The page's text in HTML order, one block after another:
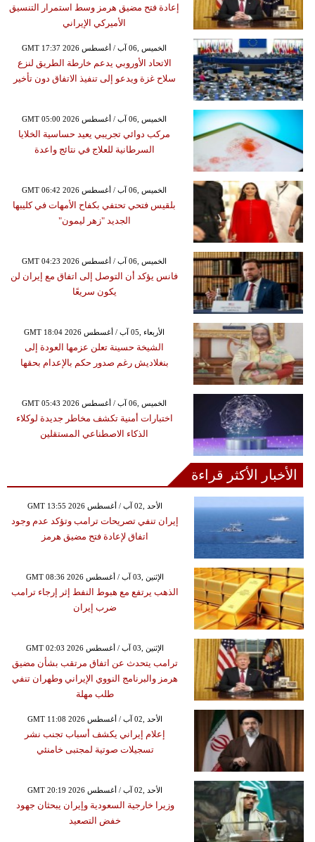
إعادة فتح مضيق هرمز وسط استمرار التنسيق
الأميركي الإيراني
GMT 17:37 2026 الخميس ,06 آب / أغسطس
الاتحاد الأوروبي يدعم خارطة الطريق لنزع
سلاح غزة ويدعو إلى تنفيذ الاتفاق دون تأخير
GMT 05:00 2026 الخميس ,06 آب / أغسطس
مركب دوائي تجريبي يعيد حساسية الخلايا
السرطانية للعلاج في نتائج واعدة
GMT 06:42 2026 الخميس ,06 آب / أغسطس
بلقيس فتحي تحتفي بكفاح الأمهات في كليبها
الجديد "زهر ليمون"
GMT 04:23 2026 الخميس ,06 آب / أغسطس
فانس يؤكد أن التوصل إلى اتفاق مع إيران لن
يكون سريعًا
GMT 18:04 2026 الأربعاء ,05 آب / أغسطس
الشيخة حسينة تعلن عزمها العودة إلى
بنغلاديش رغم صدور حكم بالإعدام بحقها
GMT 05:43 2026 الخميس ,06 آب / أغسطس
اختبارات أمنية تكشف مخاطر جديدة لوكلاء
الذكاء الاصطناعي المستقلين
الأخبار الأكثر قراءة
GMT 13:55 2026 الأحد ,02 آب / أغسطس
إيران تنفي تصريحات ترامب وتؤكد عدم وجود
اتفاق لإعادة فتح مضيق هرمز
GMT 08:36 2026 الإثنين ,03 آب / أغسطس
الذهب يرتفع مع هبوط النفط إثر إرجاء ترامب
ضرب إيران
GMT 02:03 2026 الإثنين ,03 آب / أغسطس
ترامب يتحدث عن اتفاق مرتقب بشأن مضيق
هرمز والبرنامج النووي الإيراني وطهران تنفي
طلب مهلة
GMT 11:08 2026 الأحد ,02 آب / أغسطس
إعلام إيراني يكشف أسباب تجنب نشر
تسجيلات صوتية لمجتبى خامنئي
GMT 20:19 2026 الأحد ,02 آب / أغسطس
وزيرا خارجية السعودية وإيران يبحثان جهود
خفض التصعيد